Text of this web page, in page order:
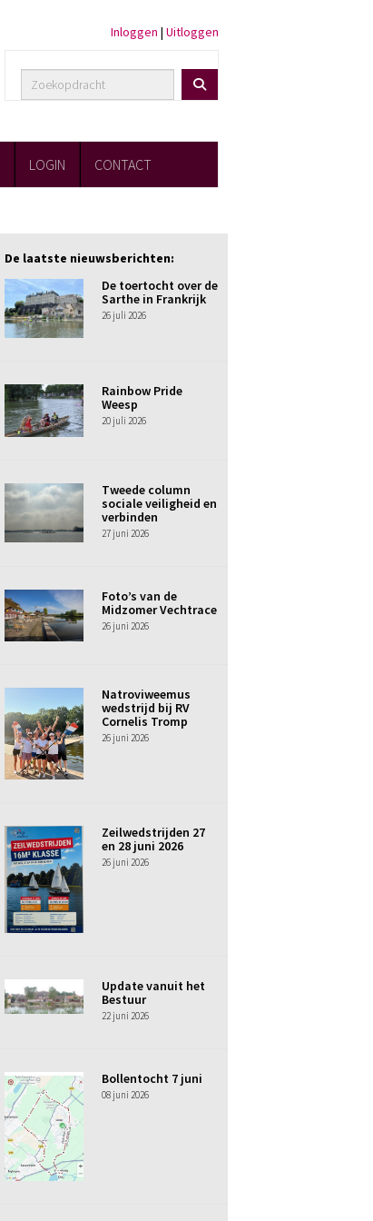
Inloggen | Uitloggen
LOGIN CONTACT
De laatste nieuwsberichten:
De toertocht over de
Sarthe in Frankrijk
26 juli 2026
Rainbow Pride
Weesp
20 juli 2026
Tweede column
sociale veiligheid en
verbinden
27 juni 2026
Foto’s van de
Midzomer Vechtrace
26 juni 2026
Natroviweemus
wedstrijd bij RV
Cornelis Tromp
26 juni 2026
Zeilwedstrijden 27
en 28 juni 2026
26 juni 2026
Update vanuit het
Bestuur
22 juni 2026
Bollentocht 7 juni
08 juni 2026